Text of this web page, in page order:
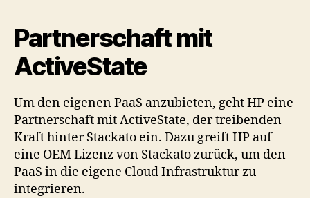
Partnerschaft mit
ActiveState
Um den eigenen PaaS anzubieten, geht HP eine
Partnerschaft mit ActiveState, der treibenden
Kraft hinter Stackato ein. Dazu greift HP auf
eine OEM Lizenz von Stackato zurück, um den
PaaS in die eigene Cloud Infrastruktur zu
integrieren.